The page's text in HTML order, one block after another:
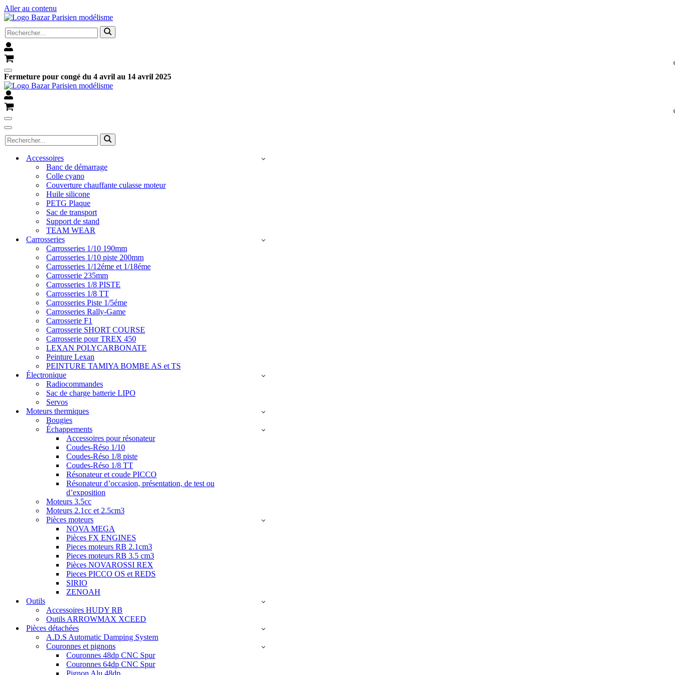
Aller au contenu
Rechercher...
Panier
Menu
de
navigation
Fermeture pour congé du 4 avril au 14 avril 2025
Panier
Menu
de
navigation
Menu
de
navigation
Rechercher...
Accessoires
Banc de démarrage
Colle cyano
Couverture chauffante culasse moteur
Huile silicone
PETG Plaque
Sac de transport
Support de stand
TEAM WEAR
Carrosseries
Carrosseries 1/10 190mm
Carrosseries 1/10 piste 200mm
Carrosseries 1/12éme et 1/18éme
Carrosserie 235mm
Carrosseries 1/8 PISTE
Carrosseries 1/8 TT
Carrosseries Piste 1/5éme
Carrosseries Rally-Game
Carrosserie F1
Carrosserie SHORT COURSE
Carrosserie pour TREX 450
LEXAN POLYCARBONATE
Peinture Lexan
PEINTURE TAMIYA BOMBE AS et TS
Électronique
Radiocommandes
Sac de charge batterie LIPO
Servos
Moteurs thermiques
Bougies
Échappements
Accessoires pour résonateur
Coudes-Réso 1/10
Coudes-Réso 1/8 piste
Coudes-Réso 1/8 TT
Résonateur et coude PICCO
Résonateur d’occasion, présentation, de test ou
d’exposition
Moteurs 3.5cc
Moteurs 2.1cc et 2.5cm3
Pièces moteurs
NOVA MEGA
Pièces FX ENGINES
Pieces moteurs RB 2.1cm3
Pieces moteurs RB 3.5 cm3
Pièces NOVAROSSI REX
Pieces PICCO OS et REDS
SIRIO
ZENOAH
Outils
Accessoires HUDY RB
Outils ARROWMAX XCEED
Pièces détachées
A.D.S Automatic Damping System
Couronnes et pignons
Couronnes 48dp CNC Spur
Couronnes 64dp CNC Spur
Pignon Alu 48dp